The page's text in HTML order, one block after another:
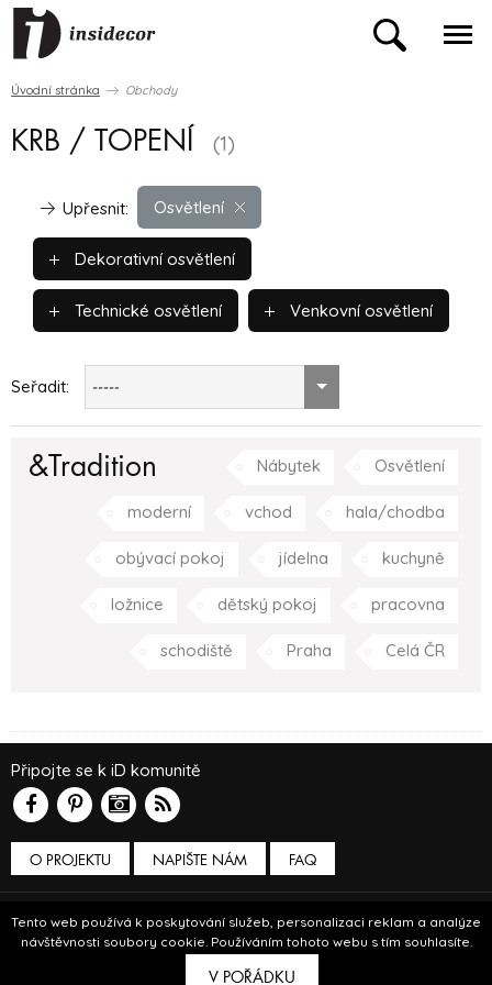
Tento web používá k poskytování služeb, personalizaci reklam a analýze
návštěvnosti soubory cookie. Používáním tohoto webu s tím souhlasíte.
V POŘÁDKU
Úvodní stránka Obchody
KRB / TOPENÍ (1)
Osvětlení
Upřesnit:
Dekorativní osvětlení
Technické osvětlení Venkovní osvětlení
Seřadit: -----
&Tradition Nábytek Osvětlení
moderní vchod hala/chodba
obývací pokoj jídelna kuchyně
ložnice dětský pokoj pracovna
schodiště Praha Celá ČR
O PROJEKTU NAPIŠTE NÁM
Připojte se k iD komunitě
FAQ
Podmínky používání
© Insidecor 2013-2019.